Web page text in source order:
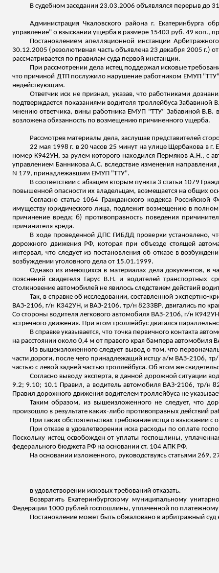
В судебном заседании 23.03.2006 объявлялся перерыв до
Администрация Чкаловского района г. Екатеринбурга
управление" о взыскании ущерба в размере 15403 руб. 49 коп.,
Постановлением апелляционной инстанции
30.12.2005 (резолютивная часть объявлена 23 декабря 2005 г.)
рассматривается по правилам суда первой инстанции.
При рассмотрении дела истец поддержал исковые
что причиной ДТП послужило нарушение работником ЕМУП
недействующим.
Ответчик иск не признал, указав, что работниками
подтверждается показаниями водителя троллейбусаЗабавиной
мнению ответчика, вины работника ЕМУП "ТТУ" Забавиной В.В.
возложена обязанность по возмещению причиненного ущерба.
Рассмотрев материалы дела, заслушав представителей
22 мая 1998 г. в 20 часов 25 минут на улице Щербакова в
номер К942УН, за рулем которого находился Пермяков А.Н., с
управлением Банникова А.С. вследствие изменения
N 179, принадлежавшим ЕМУП "ТТУ".
В соответствии с абзацем вторым пункта 3 статьи 1079
повышенной опасности их владельцам, возмещается на общих
Согласно статье 1064 Гражданского кодекса
имуществу юридического лица, подлежит возмещению в
причинение вреда; б) противоправность поведения
причинителя вреда.
В ходе проведенной ДПС ГИБДД проверки установлено,
дорожного движения РФ, которая при объезде стоящей
интервал, что следует из постановления об отказе в
возбуждении уголовного дела от 15.01.1999.
Однако из имеющихся в материалах дела документов, в
пояснений свидетеля Гарус В.Н. и водителей транспортных
столкновение автомобилей не явилось следствием действий
Так, в справке об исследовании, составленной экспертно-
ВАЗ-2106, г/н К342УН, и ВАЗ-2106, тр/н 8233ВР, двигались по
Со стороны водителя легкового автомобиля ВАЗ-2106, г/н
встречного движения. При этом троллейбус двигался
В справке указывается, что точка первичного контакта
на расстоянии около 0,4 м от правого края бампера автомобиля
Из вышеизложенного следует вывод о том, что
части дороги, после чего принадлежащий истцу а/м ВАЗ-2106, тр/
частью с левой задней частью троллейбуса. Об этом же
Согласно выводу эксперта, в данной дорожной ситуации
9.2; 9.10; 10.1 Правил, а водитель автомобиля ВАЗ-2106, тр/н
Правил дорожного движения водителем троллейбуса не
Таким образом, из вышеизложенного не следует, что
произошло в результате каких-либо противоправных действий
При таких обстоятельствах требование истца о взыскании с
При отказе в удовлетворении иска расходы по оплате
Поскольку истец освобожден от уплаты госпошлины,
федерального бюджета РФ на основании ст. 104 АПК РФ.
На основании изложенного, руководствуясь статьями 269,
в удовлетворении исковых требований отказать.
Возвратить Екатеринбургскому муниципальному
Федерации 1000 рублей госпошлины, уплаченной по
Постановление может быть обжаловано в арбитражный суд